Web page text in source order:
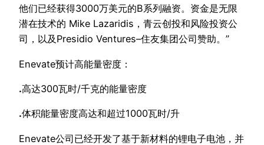
他们已经获得3000万美元的B系列融资。资金是无限
潜在技术的 Mike Lazaridis，青云创投和风险投资公
司，以及Presidio Ventures–住友集团公司赞助。”
Enevate预计高能量密度：
.高达300瓦时/千克的能量密度
.体积能量密度高达和超过1000瓦时/升
Enevate公司已经开发了基于新材料的锂电子电池，并